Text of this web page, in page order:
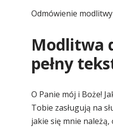
Odmówienie
Modlitwa
pełny
O Panie mój i Boże!
Tobie zasługują na
jakie się mnie